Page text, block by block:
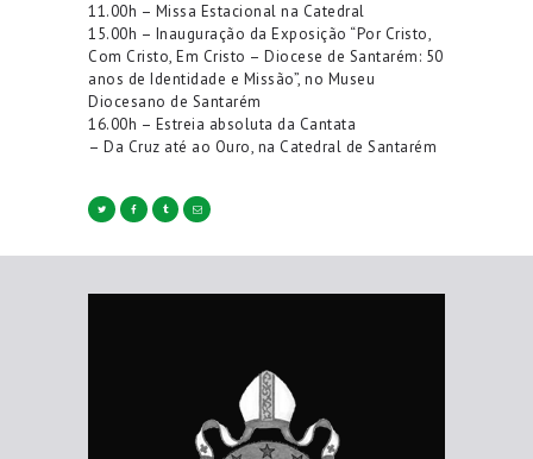
11.00h – Missa Estacional na Catedral
15.00h – Inauguração da Exposição “Por Cristo,
Com Cristo, Em Cristo – Diocese de Santarém: 50
anos de Identidade e Missão”, no Museu
Diocesano de Santarém
16.00h – Estreia absoluta da Cantata
– Da Cruz até ao Ouro, na Catedral de Santarém